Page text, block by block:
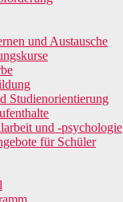
und Austausche
Studienorientierung
und -psychologie
für Schüler